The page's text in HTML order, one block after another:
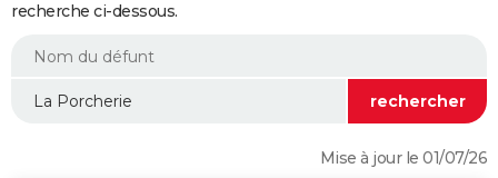
Mobiles
Meilleur smartphone
Internet
Ordinateurs
Jeux vidéo
Guide high-tech
+
BRICOLAGE
Forum
Aménagement intérieur
Extérieur
Cuisine
Salle de bains
Jardinage
Rangement
WEEK-END
Guides de France
Escapades
Patrimoine
Expositions
Musées
Week-end nature
LIFESTYLE
recherche ci-dessous.
Mise à jour le 01/07/26